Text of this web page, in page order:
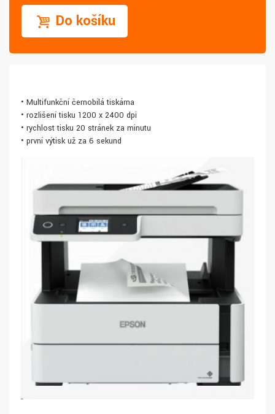
Do košíku
• Multifunkční černobílá tiskárna
• rozlišení tisku 1200 x 2400 dpi
• rychlost tisku 20 stránek za minutu
• první výtisk už za 6 sekund